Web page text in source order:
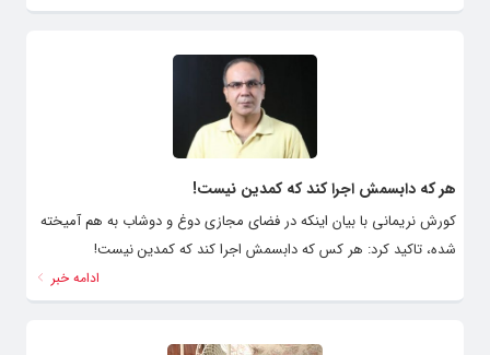
هر که دابسمش اجرا ‌کند که کمدین نیست!
کورش نریمانی با بیان اینکه در فضای مجازی دوغ و دوشاب به هم آمیخته
شده، تاکید کرد: هر کس که دابسمش اجرا کند که کمدین نیست!
ادامه خبر